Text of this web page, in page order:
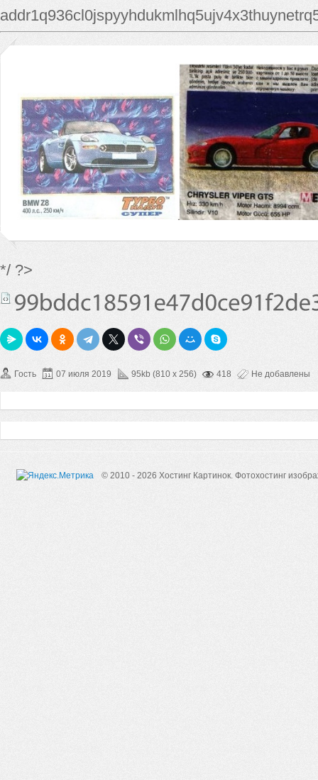
*/ ?>
Гость 07 июля 2019 95kb (810 x 256) 418 Не добавлены
© 2010 - 2026 Хостинг Картинок. Фотохостинг